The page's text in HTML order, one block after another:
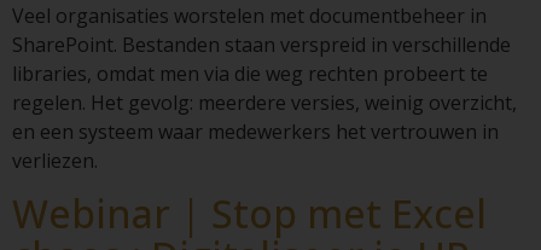
Veel organisaties worstelen met documentbeheer in
SharePoint. Bestanden staan verspreid in verschillende
libraries, omdat men via die weg rechten probeert te
regelen. Het gevolg: meerdere versies, weinig overzicht,
en een systeem waar medewerkers het vertrouwen in
verliezen.
Webinar | Stop met Excel